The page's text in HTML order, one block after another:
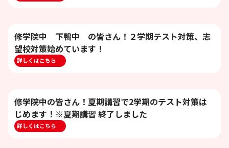
修学院中 下鴨中 の皆さん！２学期テスト対策、志
望校対策始めています！
詳しくはこちら
修学院中の皆さん！夏期講習で2学期のテスト対策は
じめます！※夏期講習 終了しました
詳しくはこちら